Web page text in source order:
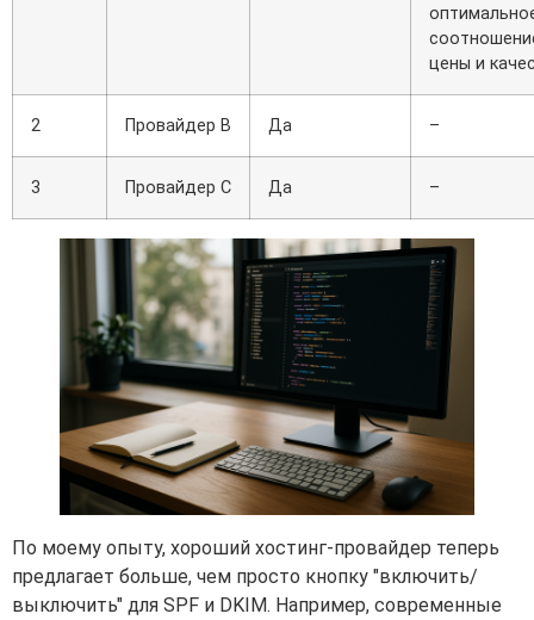
цены и
2 Провайдер B Да –
3 Провайдер C Да –
По моему опыту, хороший хостинг-провайдер теперь
предлагает больше, чем просто кнопку "включить/
выключить" для SPF и DKIM. Например, современные